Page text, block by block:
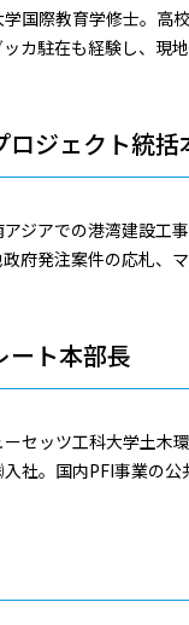
国際教育学修士。高
カ駐在も経験し、現
ジェクト統括
ジアでの港湾建設工
府発注案件の応札、
ート本部長
セッツ工科大学土木
社。国内PFI事業の